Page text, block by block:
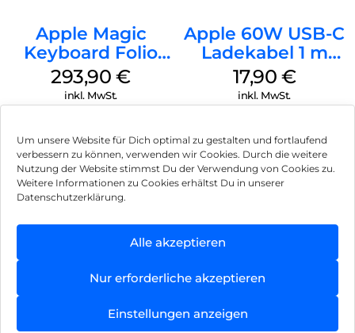
Um unsere Website für Dich optimal zu gestalten und fortlaufend
verbessern zu können, verwenden wir Cookies. Durch die weitere
Nutzung der Website stimmst Du der Verwendung von Cookies zu.
Weitere Informationen zu Cookies erhältst Du in unserer
Datenschutzerklärung.
Alle akzeptieren
Nur erforderliche akzeptieren
Einstellungen anzeigen
Apple Magic
Keyboard Folio
iPad 10.9″ (10.Gen.)
Weiß
293,90€
inkl. MwSt.
Apple 60W USB-C
Ladekabel 1 m
Weiß
17,90 €
inkl. MwSt.
Impressum
Hinweis zur Batterieentsorgung
Newsletter